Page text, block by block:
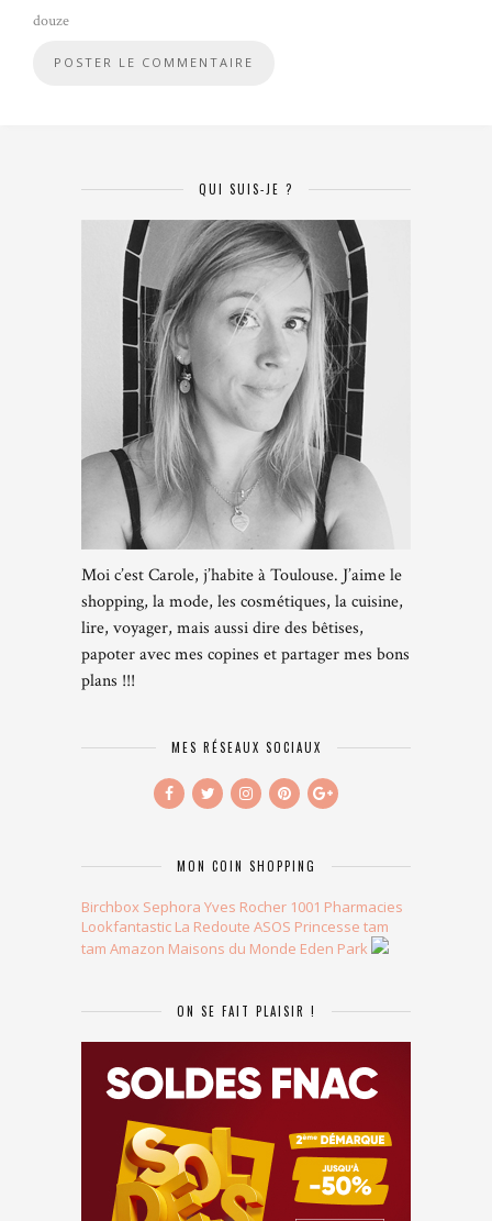
douze
QUI SUIS-JE ?
Moi c’est Carole, j’habite à Toulouse. J’aime le
shopping, la mode, les cosmétiques, la cuisine,
lire, voyager, mais aussi dire des bêtises,
papoter avec mes copines et partager mes bons
plans !!!
MES RÉSEAUX SOCIAUX
MON COIN SHOPPING
Birchbox Sephora Yves Rocher 1001 Pharmacies
Lookfantastic La Redoute ASOS Princesse tam
tam Amazon Maisons du Monde Eden Park
ON SE FAIT PLAISIR !